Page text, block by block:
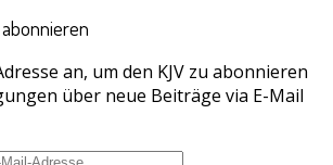
an, um den KJV zu abonnieren
über neue Beiträge via E-Mail